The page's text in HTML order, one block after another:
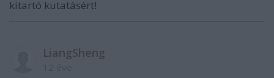
kitartó kutatásért!
LiangSheng